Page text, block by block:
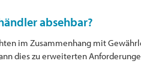
absehbar?
im Zusammenhang mit
dies zu erweiterten